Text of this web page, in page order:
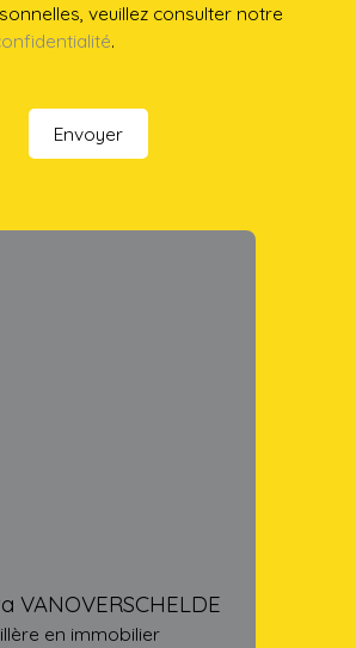
veuillez consulter notre
.
Envoyer
VANOVERSCHELDE
en immobilier